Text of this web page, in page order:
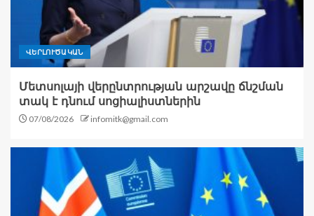
ՎԵՐԼՈՒԾԱԿԱՆ
Մետսոլայի վերընտրության արշավը ճնշման
տակ է դնում սոցիալիստներին
07/08/2026 infomitk@gmail.com